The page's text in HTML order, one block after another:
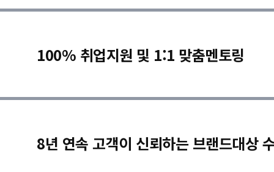
100% 취업지원 및 1:1 맞춤멘토링
8년 연속 고객이 신뢰하는 브랜드대상